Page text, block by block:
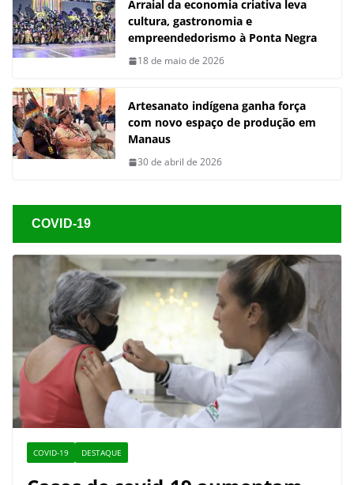
Arraial da economia criativa leva
cultura, gastronomia e
empreendedorismo à Ponta Negra
18 de maio de 2026
Artesanato indígena ganha força
com novo espaço de produção em
Manaus
30 de abril de 2026
COVID-19
COVID-19 DESTAQUE